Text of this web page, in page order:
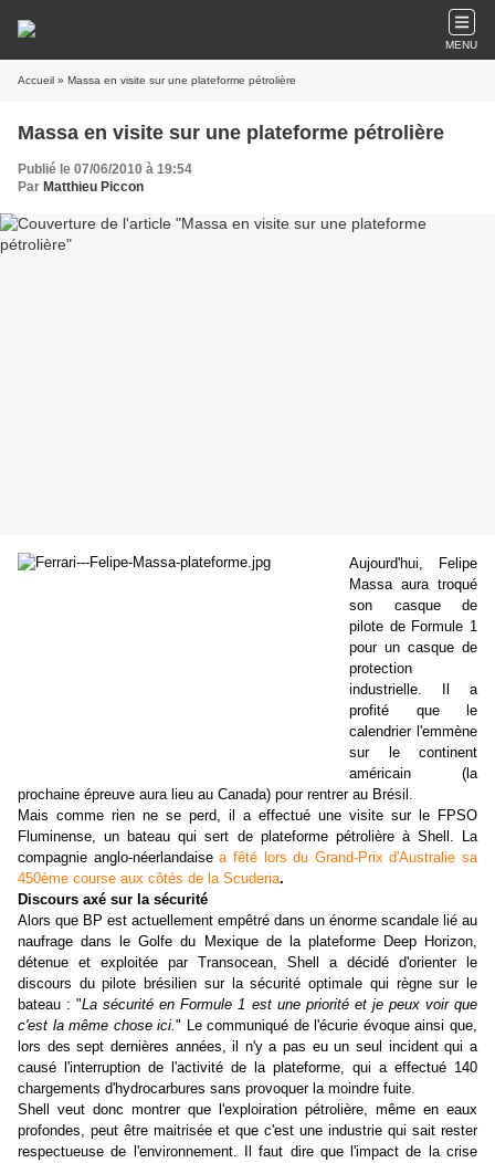
MENU
Accueil » Massa en visite sur une plateforme pétrolière
Massa en visite sur une plateforme pétrolière
Publié le 07/06/2010 à 19:54
Par Matthieu Piccon
Aujourd'hui, Felipe
Massa aura troqué
son casque de
pilote de Formule 1
pour un casque de
protection
industrielle. Il a
profité que le
calendrier l'emmène
sur le continent
américain (la
prochaine épreuve aura lieu au Canada) pour rentrer au Brésil.
Mais comme rien ne se perd, il a effectué une visite sur le FPSO
Fluminense, un bateau qui sert de plateforme pétrolière à Shell. La
compagnie anglo-néerlandaisea fêté lors du Grand-Prix d'Australie sa
450ème course aux côtés de la Scuderia.
Discours axé sur la sécurité
Alors que BP est actuellement empêtré dans un énorme scandale lié au
naufrage dans le Golfe du Mexique de la plateforme Deep Horizon,
détenue et exploitée par Transocean, Shell a décidé d'orienter le
discours du pilote brésilien sur la sécurité optimale qui règne sur le
bateau : "La sécurité en Formule 1 est une priorité et je peux voir que
c'est la même chose ici." Le communiqué de l'écurie évoque ainsi que,
lors des sept dernières années, il n'y a pas eu un seul incident qui a
causé l'interruption de l'activité de la plateforme, qui a effectué 140
chargements d'hydrocarbures sans provoquer la moindre fuite.
Shell veut donc montrer que l'exploiration pétrolière, même en eaux
profondes, peut être maitrisée et que c'est une industrie qui sait rester
respectueuse de l'environnement. Il faut dire que l'impact de la crise